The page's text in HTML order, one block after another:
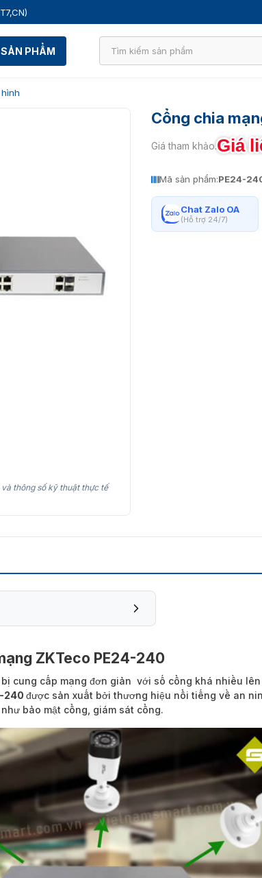
PHẨM
thông số kỹ thuật thực tế
Cổng chia
Giá tham khảo:Giá
Mã sản phẩm:PE24-
Chat Zalo OA
(Hỗ trợ 24/7)
chia mạng PE24-240
ZKTeco PE24-240
cung cấp mạng đơn giản với số cổng khá nhiều
240 được sản xuất bởi thương hiệu nổi tiếng về an
bảo mật cổng, giám sát cổng.